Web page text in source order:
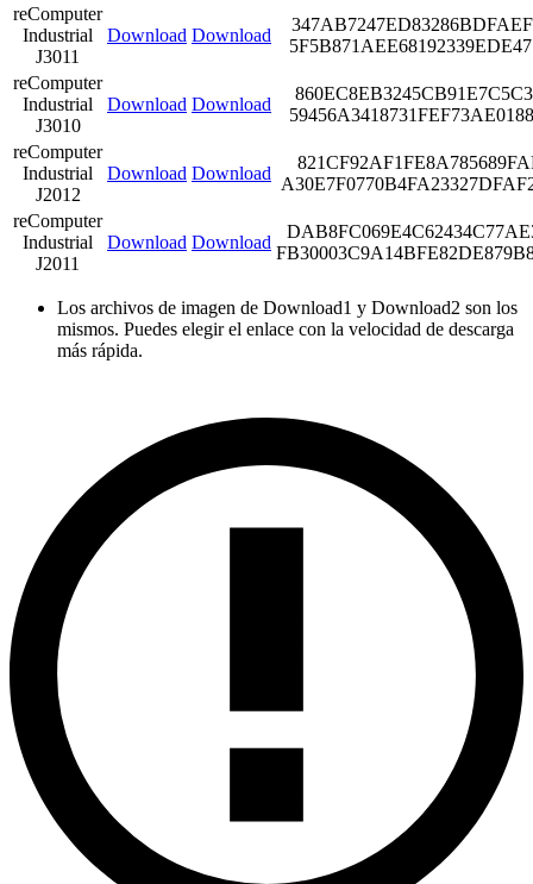
reComputer
Industrial
J3011
Download Download
reComputer
Industrial
J3010
Download Download
reComputer
Industrial
J2012
Download Download
reComputer
Industrial
J2011
Download Download
Los archivos de imagen de Download1 y Download2 son los
mismos. Puedes elegir el enlace con la velocidad de descarga
más rápida.